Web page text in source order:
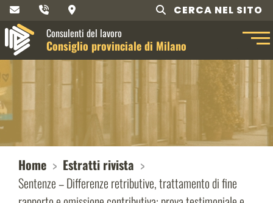
CERCA NEL SITO
Consulenti del lavoro
Consiglio provinciale di Milano
Home
Estratti rivista
Sentenze – Differenze retributive, trattamento di fine